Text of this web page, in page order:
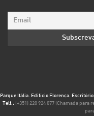
Parque Itália. Edifício Florença. Escritório
Telf.: (+351) 220 924 077 (Chamada para